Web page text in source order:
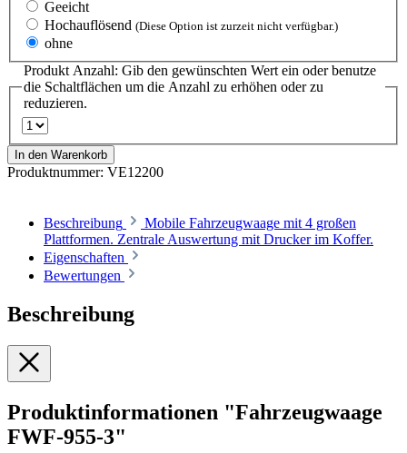
Geeicht
Hochauflösend (Diese Option ist zurzeit nicht verfügbar.)
ohne
Produkt Anzahl: Gib den gewünschten Wert ein oder benutze
die Schaltflächen um die Anzahl zu erhöhen oder zu
reduzieren.
In den Warenkorb
Produktnummer: VE12200
Beschreibung
Mobile Fahrzeugwaage mit 4 großen
Plattformen. Zentrale Auswertung mit Drucker im Koffer.
Eigenschaften
Bewertungen
Beschreibung
Produktinformationen "Fahrzeugwaage
FWF-955-3"